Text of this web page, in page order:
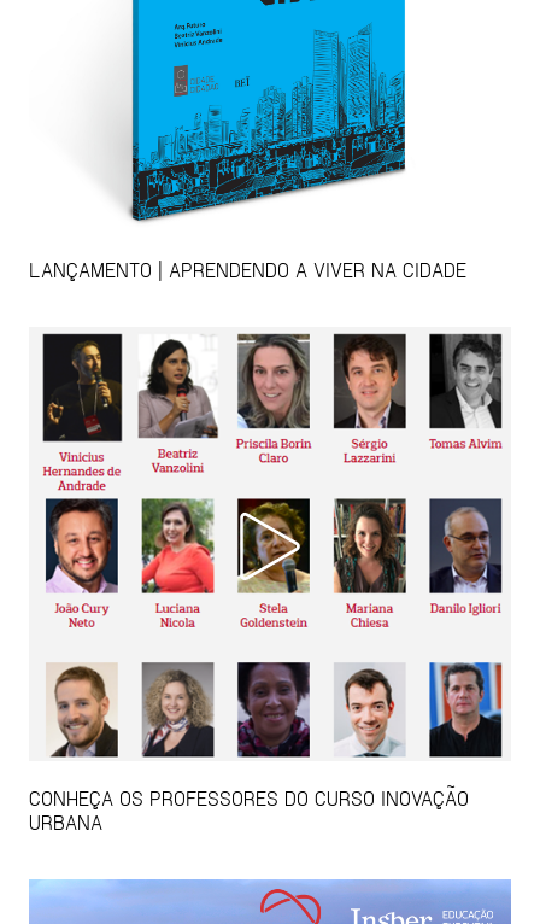
LANÇAMENTO | APRENDENDO A VIVER NA CIDADE
CONHEÇA OS PROFESSORES DO CURSO INOVAÇÃO
URBANA